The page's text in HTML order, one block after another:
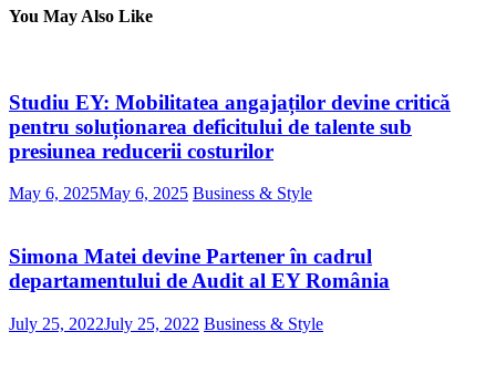
You May Also Like
Studiu EY: Mobilitatea angajaților devine critică
pentru soluționarea deficitului de talente sub
presiunea reducerii costurilor
May 6, 2025May 6, 2025 Business & Style
Simona Matei devine Partener în cadrul
departamentului de Audit al EY România
July 25, 2022July 25, 2022 Business & Style